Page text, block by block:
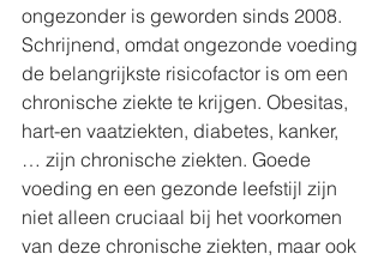
ongezonder is geworden sinds 2008.
Schrijnend, omdat ongezonde voeding
de belangrijkste risicofactor is om een
chronische ziekte te krijgen. Obesitas,
hart-en vaatziekten, diabetes, kanker,
… zijn chronische ziekten. Goede
voeding en een gezonde leefstijl zijn
niet alleen cruciaal bij het voorkomen
van deze chronische ziekten, maar ook